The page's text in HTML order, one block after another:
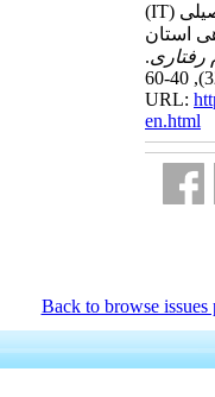
(IT) بر اضطراب و سرزندگی تحصیلی
استان
رفتاری.
URL:
en.html
Back to browse issues